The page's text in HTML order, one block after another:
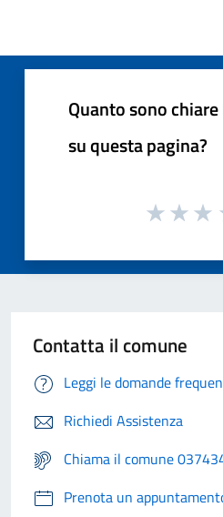
Quanto sono
su questa pagina?
Contatta il comune
Leggi le domande
Richiedi Assistenza
Chiama il comune
Prenota un